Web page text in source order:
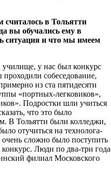
считалось в Тольятти
вы обучались ему в
ситуация и что мы имеем
училище, у нас был конкурс
собеседование,
из ста пятидесяти
«портных-легковиков»,
Подростки шли учиться
что это было
В Тольятти были колледжи,
отучиться на технолога-
очень сложно было поступить
Люди по два-три года
филиал Московского